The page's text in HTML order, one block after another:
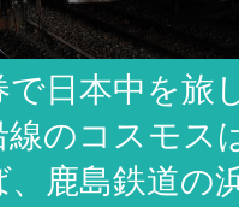
で日本中を旅
線のコスモス
、鹿島鉄道の